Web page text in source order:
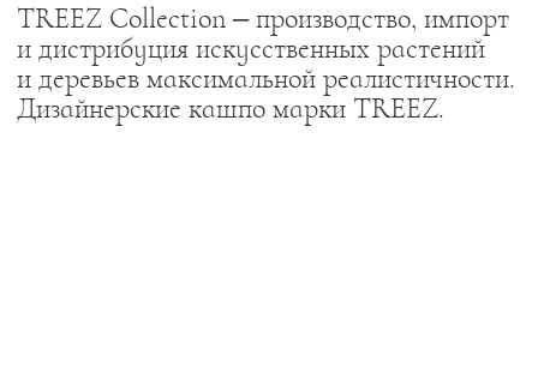
TREEZ Collection – производство, импорт
и дистрибуция искусственных растений
и деревьев максимальной реалистичности.
Дизайнерские кашпо марки TREEZ.